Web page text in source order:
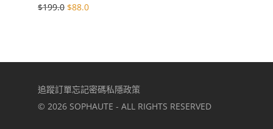
$199.0 Original price was: $199.0.
$88.0Current price is: $88.0.
追蹤訂單忘記密碼私隱政策
© 2026 SOPHAUTE - ALL RIGHTS RESERVED